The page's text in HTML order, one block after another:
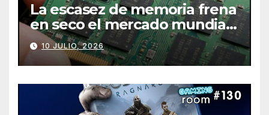
La escasez de memoria frena
en seco el mercado mundial
de PCs
10 JULIO, 2026